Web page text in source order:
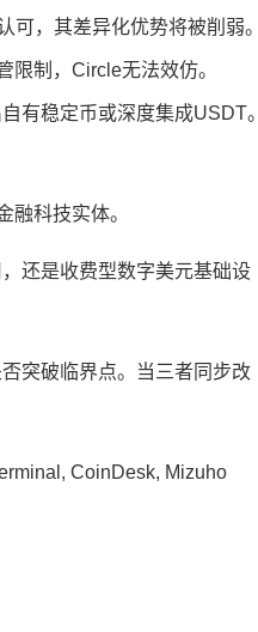
可，其差异化优势将被削弱。
限制，Circle无法效仿。
有稳定币或深度集成USDT。
科技实体。
还是收费型数字美元基础设
突破临界点。当三者同步改
CoinDesk, Mizuho